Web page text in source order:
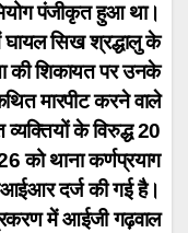
पंजीकृत हुआ था।
घायल सिख श्रद्धालु के
की शिकायत पर उनके
मारपीट करने वाले
व्यक्तियों के विरुद्ध 20
को थाना कर्णप्रयाग
दर्ज की गई है।
में आईजी गढ़वाल